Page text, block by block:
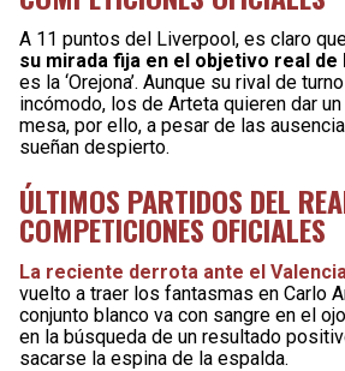
A 11 puntos del Liverpool, es claro
su mirada fija en el objetivo real de
es la ‘Orejona’. Aunque su rival de
incómodo, los de Arteta quieren dar
mesa, por ello, a pesar de las
sueñan despierto.
ÚLTIMOS PARTIDOS DEL
COMPETICIONES OFICIALES
La reciente derrota ante el
vuelto a traer los fantasmas en Carlo
conjunto blanco va con sangre en el
en la búsqueda de un resultado
sacarse la espina de la espalda.